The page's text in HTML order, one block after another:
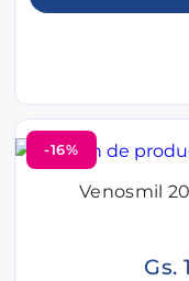
-16%
Venosmil
Gs.